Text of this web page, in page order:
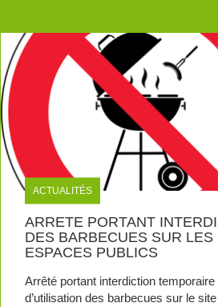
ACTUALITÉS
ARRETE PORTANT
DES BARBECUES SUR LES
ESPACES PUBLICS
Arrêté portant interdiction temporaire
d’utilisation des barbecues sur le